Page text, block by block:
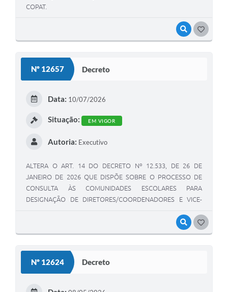
VISUALIZAR
COPAT.
Nº 12657 Decreto
VISUALIZAR
Data: 10/07/2026
Situação: EM VIGOR
Autoria: Executivo
ALTERA O ART. 14 DO DECRETO Nº 12.533, DE 26 DE
JANEIRO DE 2026 QUE DISPÕE SOBRE O PROCESSO DE
CONSULTA ÀS COMUNIDADES ESCOLARES PARA
DESIGNAÇÃO DE DIRETORES/COORDENADORES E VICE-
CENTROS MUNICIPAIS DE EDUCAÇÃO INFANTIL DE
VARGINHA.
Nº 12624 Decreto